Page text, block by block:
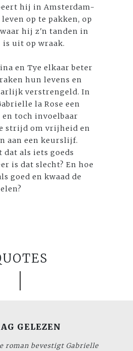
hij in Amsterdam-
op te pakken, op
hij z'n tanden in
uit op wraak.
en Tye elkaar beter
hun levens en
verstrengeld. In
la Rose een
en toch invoelbaar
strijd om vrijheid en
aan een keurslijf.
dat als iets goeds
is dat slecht? En hoe
goed en kwaad de
GELEZEN
roman bevestigt Gabrielle